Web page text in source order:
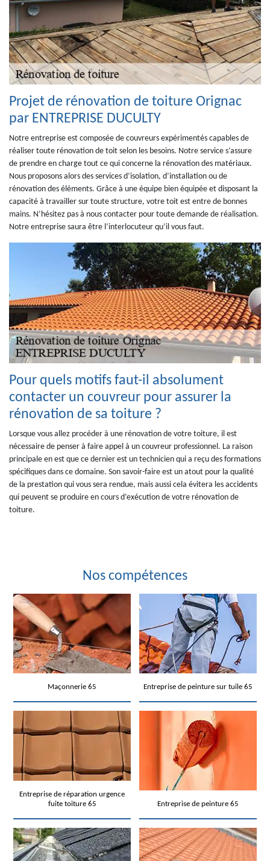
Projet de rénovation de toiture Orignac
par ENTREPRISE DUCULTY
Notre entreprise est composée de couvreurs expérimentés capables de
réaliser toute rénovation de toit selon les besoins. Notre service s’assure
de prendre en charge tout ce qui concerne la rénovation des matériaux.
Nous proposons alors des services d’isolation, d’installation ou de
rénovation des éléments. Grâce à une équipe bien équipée et disposant la
capacité à travailler sur toute structure, votre toit est entre de bonnes
mains. N’hésitez pas à nous contacter pour toute demande de réalisation.
Notre entreprise saura être l’interlocuteur qu’il vous faut.
Pour quels motifs faut-il absolument
contacter un couvreur pour assurer la
rénovation de sa toiture ?
Lorsque vous allez procéder à une rénovation de votre toiture, il est
nécessaire de penser à faire appel à un couvreur professionnel. La raison
principale en est que ce dernier est un technicien qui a reçu des formations
spécifiques dans ce domaine. Son savoir-faire est un atout pour la qualité
de la prestation qui vous sera rendue, mais aussi cela évitera les accidents
qui peuvent se produire en cours d’exécution de votre rénovation de
toiture.
Nos compétences
Maçonnerie 65 Entreprise de peinture sur tuile 65
Entreprise de réparation urgence
fuite toiture 65
Entreprise de peinture 65